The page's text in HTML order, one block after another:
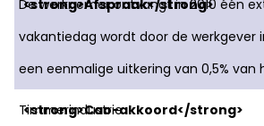
De werknemer ontvangt in 2010 één
vakantiedag wordt door de werkgever
een eenmalige uitkering van 0,5% van
Timmerindustrie